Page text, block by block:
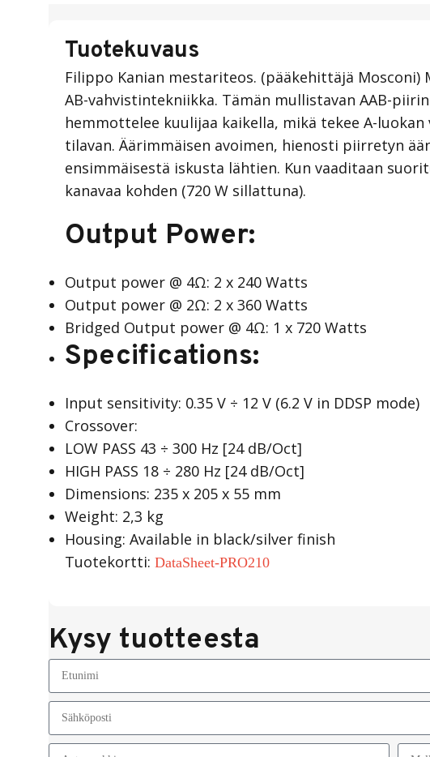
Tuotekuvaus
Filippo Kanian mestariteos. (pääkehittäjä Mosconi)
AB-vahvistintekniikka. Tämän mullistavan AAB-
hemmottelee kuulijaa kaikella, mikä tekee A-
tilavan. Äärimmäisen avoimen, hienosti piirretyn
ensimmäisestä iskusta lähtien. Kun vaaditaan
kanavaa kohden (720 W sillattuna).
Output Power:
Output power @ 4Ω: 2 x 240 Watts
Output power @ 2Ω: 2 x 360 Watts
Bridged Output power @ 4Ω: 1 x 720 Watts
Specifications:
Input sensitivity: 0.35 V ÷ 12 V (6.2 V in DDSP mode)
Crossover:
LOW PASS 43 ÷ 300 Hz [24 dB/Oct]
HIGH PASS 18 ÷ 280 Hz [24 dB/Oct]
Dimensions: 235 x 205 x 55 mm
Weight: 2,3 kg
Housing: Available in black/silver finish
Tuotekortti: DataSheet-PRO210
Kysy tuotteesta